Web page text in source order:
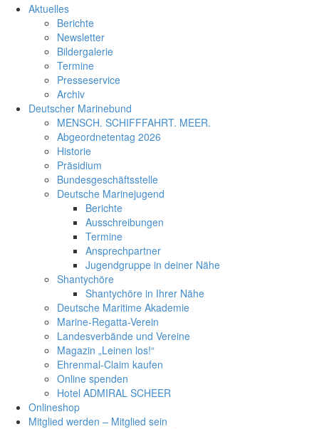
Aktuelles
Berichte
Newsletter
Bildergalerie
Termine
Presseservice
Archiv
Deutscher Marinebund
MENSCH. SCHIFFFAHRT. MEER.
Abgeordnetentag 2026
Historie
Präsidium
Bundesgeschäftsstelle
Deutsche Marinejugend
Berichte
Ausschreibungen
Termine
Ansprechpartner
Jugendgruppe in deiner Nähe
Shantychöre
Shantychöre in Ihrer Nähe
Deutsche Maritime Akademie
Marine-Regatta-Verein
Landesverbände und Vereine
Magazin „Leinen los!“
Ehrenmal-Claim kaufen
Online spenden
Hotel ADMIRAL SCHEER
Onlineshop
Mitglied werden – Mitglied sein